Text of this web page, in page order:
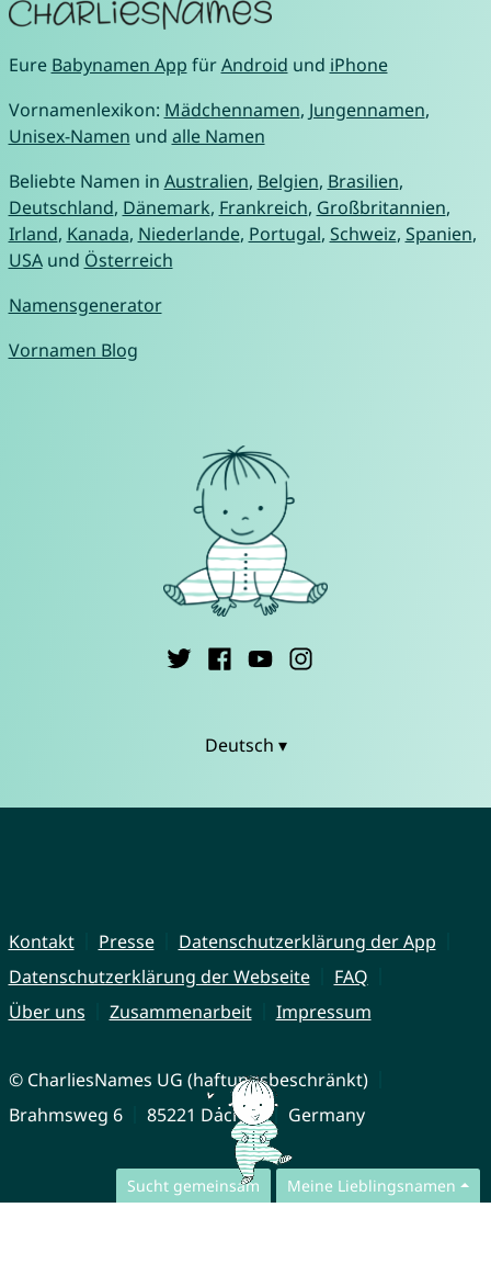
Sucht gemeinsam Meine Lieblingsnamen
Eure Babynamen App fürAndroid und iPhone
Vornamenlexikon: Mädchennamen, Jungennamen,
Unisex-Namen und alle Namen
Beliebte Namen in Australien, Belgien, Brasilien,
Deutschland, Dänemark, Frankreich, Großbritannien,
Irland, Kanada, Niederlande, Portugal, Schweiz, Spanien,
USAund Österreich
Namensgenerator
Vornamen Blog
Deutsch ▾
Kontakt Presse
Datenschutzerklärung der App
Datenschutzerklärung der Webseite
FAQ
Über uns
Zusammenarbeit Impressum
© CharliesNames UG (haftungsbeschränkt)
Brahmsweg 6
85221 Dachau Germany